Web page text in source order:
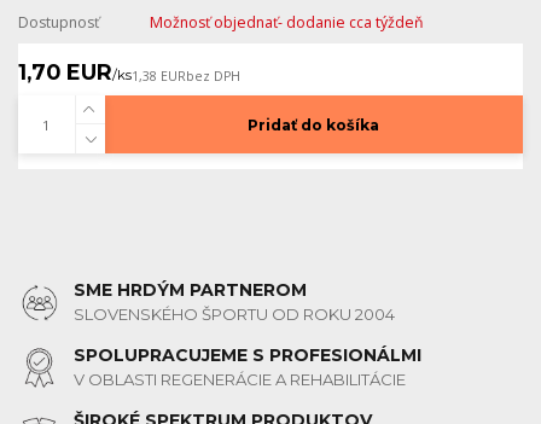
Dostupnosť Možnosť objednať- dodanie cca týždeň
1,70 EUR/ks1,38 EURbez DPH
Pridať do košíka
SME HRDÝM PARTNEROM
SLOVENSKÉHO ŠPORTU OD ROKU 2004
SPOLUPRACUJEME S PROFESIONÁLMI
V OBLASTI REGENERÁCIE A REHABILITÁCIE